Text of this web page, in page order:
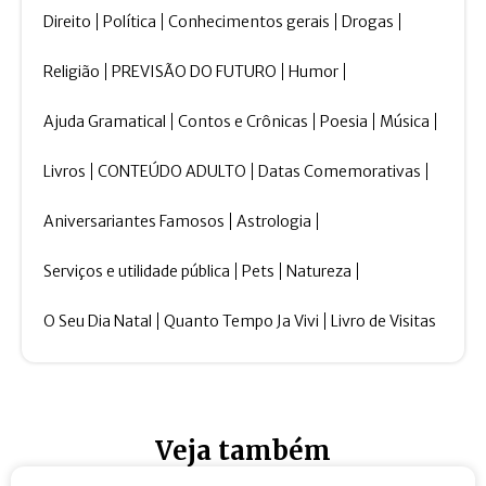
Direito Política Conhecimentos gerais Drogas
Religião PREVISÃO DO FUTURO Humor
Ajuda Gramatical Contos e Crônicas Poesia Música
Livros CONTEÚDO ADULTO Datas Comemorativas
Aniversariantes Famosos Astrologia
Serviços e utilidade pública Pets Natureza
O Seu Dia Natal Quanto Tempo Ja Vivi Livro de Visitas
Veja também